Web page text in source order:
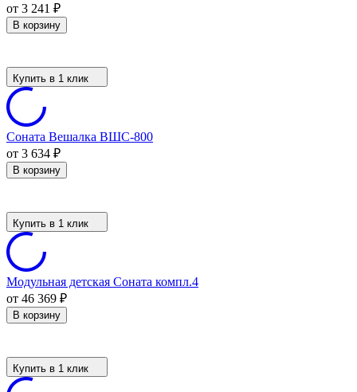
от 3 241 ₽
В корзину
Купить в 1 клик
Соната Вешалка ВШС-800
от 3 634 ₽
В корзину
Купить в 1 клик
Модульная детская Соната компл.4
от 46 369 ₽
В корзину
Купить в 1 клик